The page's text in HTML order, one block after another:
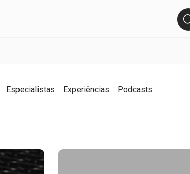
Especialistas Experiências Podcasts